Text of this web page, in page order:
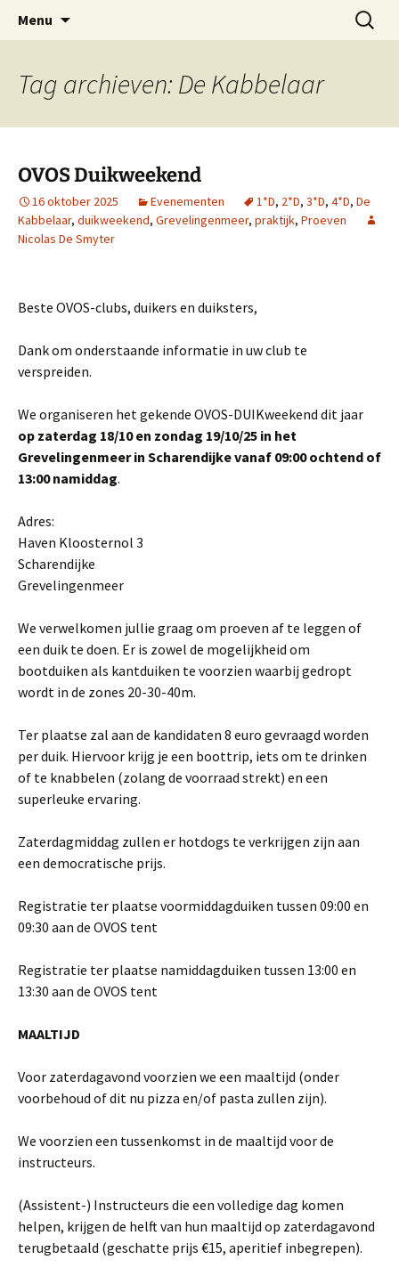
inhoud
OVOS
Oost-Vlaamse Vereniging voor
Onderwateronderzoek en -Sport
Menu
Zoeken
naar:
Tag archieven: De Kabbelaar
OVOS Duikweekend
16 oktober 2025 Evenementen 1*D, 2*D, 3*D, 4*D, De
Kabbelaar, duikweekend, Grevelingenmeer, praktijk, Proeven
Nicolas De Smyter
Beste OVOS-clubs, duikers en duiksters,
Dank om onderstaande informatie in uw club te
verspreiden.
We organiseren het gekende OVOS-DUIKweekend dit jaar
op zaterdag 18/10 en zondag 19/10/25 in het
Grevelingenmeer in Scharendijke vanaf 09:00 ochtend of
13:00 namiddag.
Adres:
Haven Kloosternol 3
Scharendijke
Grevelingenmeer
We verwelkomen jullie graag om proeven af te leggen of
een duik te doen. Er is zowel de mogelijkheid om
bootduiken als kantduiken te voorzien waarbij gedropt
wordt in de zones 20-30-40m.
Ter plaatse zal aan de kandidaten 8 euro gevraagd worden
per duik. Hiervoor krijg je een boottrip, iets om te drinken
of te knabbelen (zolang de voorraad strekt) en een
superleuke ervaring.
Zaterdagmiddag zullen er hotdogs te verkrijgen zijn aan
een democratische prijs.
Registratie ter plaatse voormiddagduiken tussen 09:00 en
09:30 aan de OVOS tent
Registratie ter plaatse namiddagduiken tussen 13:00 en
13:30 aan de OVOS tent
MAALTIJD
Voor zaterdagavond voorzien we een maaltijd (onder
voorbehoud of dit nu pizza en/of pasta zullen zijn).
We voorzien een tussenkomst in de maaltijd voor de
instructeurs.
(Assistent-) Instructeurs die een volledige dag komen
helpen, krijgen de helft van hun maaltijd op zaterdagavond
terugbetaald (geschatte prijs €15, aperitief inbegrepen).